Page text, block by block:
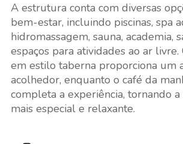
A estrutura conta com diversas
bem-estar, incluindo piscinas, spa
hidromassagem, sauna, academia,
espaços para atividades ao ar
em estilo taberna proporciona um
acolhedor, enquanto o café da
completa a experiência, tornando a
mais especial e relaxante.